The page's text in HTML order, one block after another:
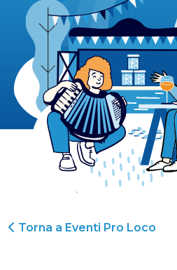
Torna a Eventi Pro Loco